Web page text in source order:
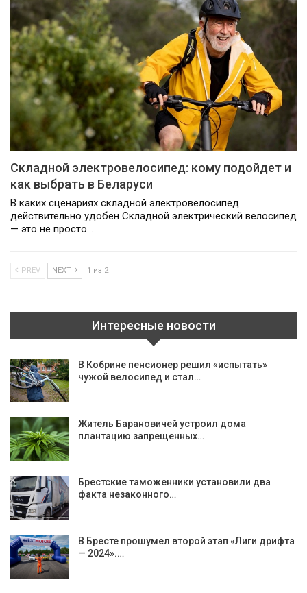
Складной электровелосипед: кому подойдет и
как выбрать в Беларуси
В каких сценариях складной электровелосипед
действительно удобен Складной электрический велосипед
— это не просто…
PREV NEXT 1 из 2
Интересные новости
В Кобрине пенсионер решил «испытать»
чужой велосипед и стал…
Житель Барановичей устроил дома
плантацию запрещенных…
Брестские таможенники установили два
факта незаконного…
В Бресте прошумел второй этап «Лиги дрифта
— 2024».…